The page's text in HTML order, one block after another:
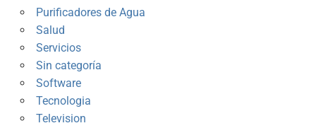
Purificadores de Agua
Salud
Servicios
Sin categoría
Software
Tecnologia
Television